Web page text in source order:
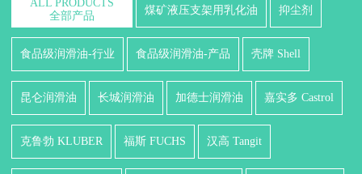
ALL PRODUCTS
全部产品
煤矿液压支架用乳化油 抑尘剂
食品级润滑油-行业 食品级润滑油-产品 壳牌 Shell
昆仑润滑油 长城润滑油 加德士润滑油 嘉实多 Castrol
克鲁勃 KLUBER 福斯 FUCHS 汉高 Tangit